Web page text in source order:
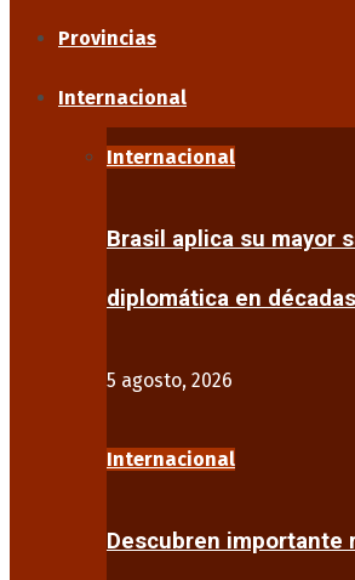
Provincias
Internacional
Internacional
Brasil aplica su mayor
diplomática en
5 agosto, 2026
Internacional
Descubren importante